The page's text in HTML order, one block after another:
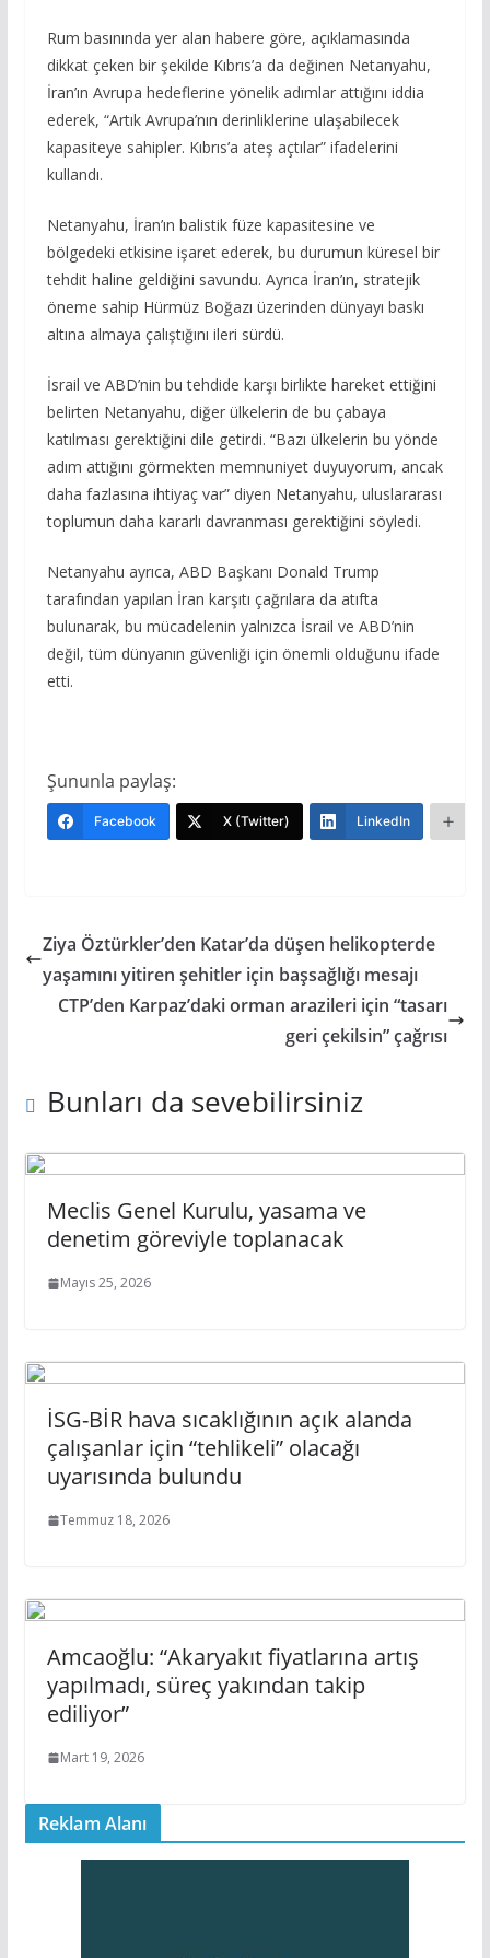
Rum basınında yer alan habere göre, açıklamasında
dikkat çeken bir şekilde Kıbrıs’a da değinen Netanyahu,
İran’ın Avrupa hedeflerine yönelik adımlar attığını iddia
ederek, “Artık Avrupa’nın derinliklerine ulaşabilecek
kapasiteye sahipler. Kıbrıs’a ateş açtılar” ifadelerini
kullandı.
Netanyahu, İran’ın balistik füze kapasitesine ve
bölgedeki etkisine işaret ederek, bu durumun küresel bir
tehdit haline geldiğini savundu. Ayrıca İran’ın, stratejik
öneme sahip Hürmüz Boğazı üzerinden dünyayı baskı
altına almaya çalıştığını ileri sürdü.
İsrail ve ABD’nin bu tehdide karşı birlikte hareket ettiğini
belirten Netanyahu, diğer ülkelerin de bu çabaya
katılması gerektiğini dile getirdi. “Bazı ülkelerin bu yönde
adım attığını görmekten memnuniyet duyuyorum, ancak
daha fazlasına ihtiyaç var” diyen Netanyahu, uluslararası
toplumun daha kararlı davranması gerektiğini söyledi.
Netanyahu ayrıca, ABD Başkanı Donald Trump
tarafından yapılan İran karşıtı çağrılara da atıfta
bulunarak, bu mücadelenin yalnızca İsrail ve ABD’nin
değil, tüm dünyanın güvenliği için önemli olduğunu ifade
etti.
Şununla paylaş:
Facebook X (Twitter) LinkedIn
Ziya Öztürkler’den Katar’da düşen helikopterde
yaşamını yitiren şehitler için başsağlığı mesajı
CTP’den Karpaz’daki orman arazileri için “tasarı
geri çekilsin” çağrısı
Bunları da sevebilirsiniz
Meclis Genel Kurulu, yasama ve
denetim göreviyle toplanacak
Mayıs 25, 2026
İSG-BİR hava sıcaklığının açık alanda
çalışanlar için “tehlikeli” olacağı
uyarısında bulundu
Temmuz 18, 2026
Amcaoğlu: “Akaryakıt fiyatlarına artış
yapılmadı, süreç yakından takip
ediliyor”
Mart 19, 2026
Reklam Alanı